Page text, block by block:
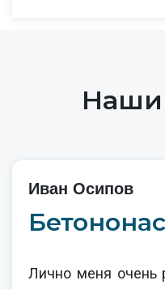
Наши
Иван Осипов
Лично меня очень